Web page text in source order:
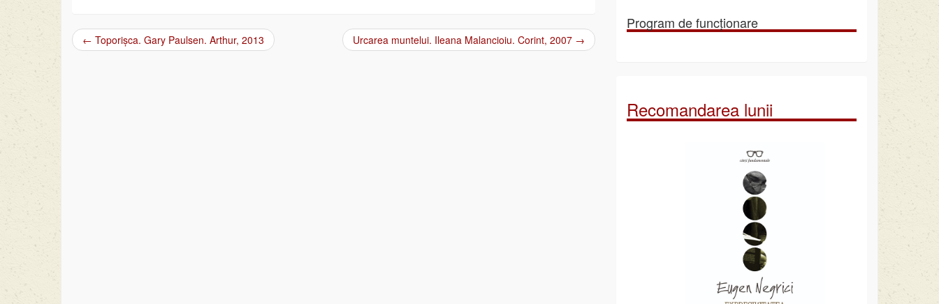
Post navigation
← Toporișca. Gary Paulsen. Arthur, 2013 Urcarea muntelui. Ileana Malancioiu. Corint, 2007 →
Program de funcționare
Recomandarea lunii